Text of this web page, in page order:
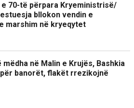
70-të përpara Kryeministrisë/
bllokon vendin e
marshim në kryeqytet
në Malin e Krujës, Bashkia
banorët, flakët rrezikojnë